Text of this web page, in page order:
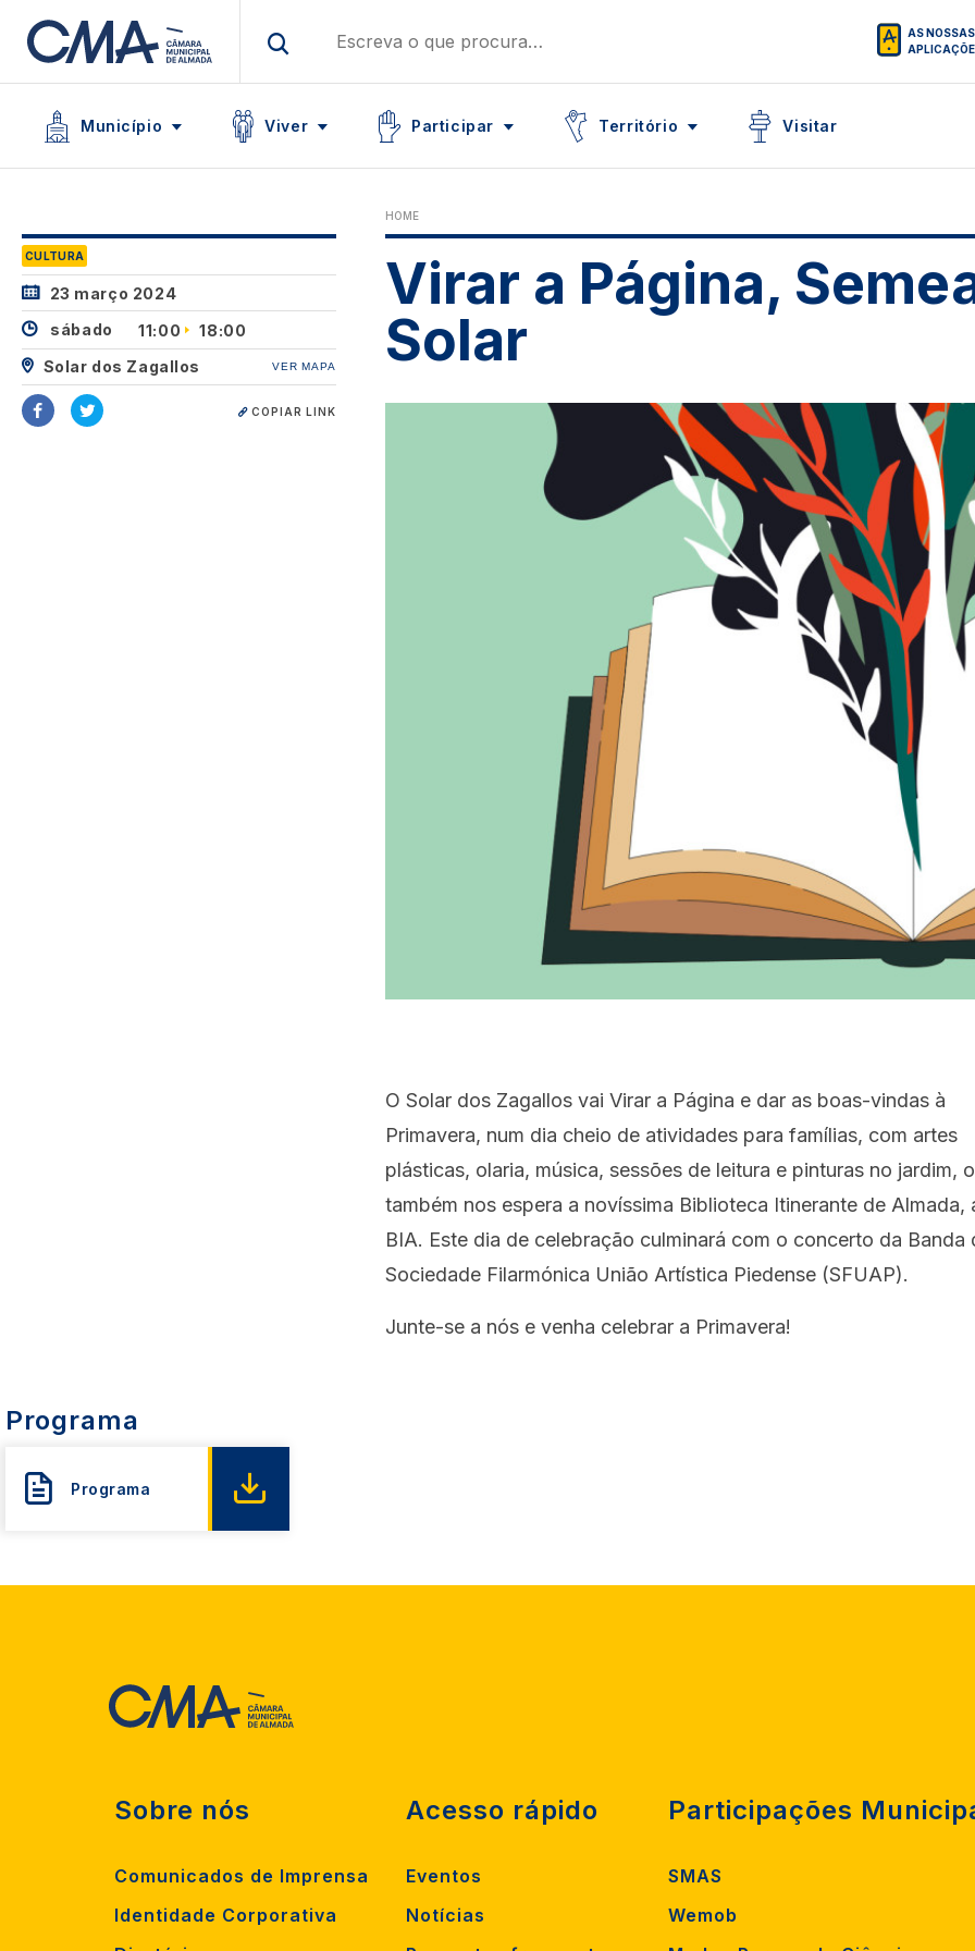
main
AS NOSSAS
Main navigation
Município
Icon Viver
Icon Participar
Icon Território
Icon Visitar
Icon
CULTURA
23 março 2024
sábado
11:00
18:00
Solar dos Zagallos
VER MAPA
COPIAR LINK
HOME
Virar a Página,
Solar
O Solar dos Zagallos vai Virar a Página e dar as boas-vindas à
Primavera, num dia cheio de atividades para famílias, com artes
plásticas, olaria, música, sessões de leitura e pinturas no jardim,
também nos espera a novíssima Biblioteca Itinerante de Almada,
BIA. Este dia de celebração culminará com o concerto da Banda
Sociedade Filarmónica União Artística Piedense (SFUAP).
Junte-se a nós e venha celebrar a Primavera!
Programa
Programa
Sobre nós
Comunicados de Imprensa
Identidade Corporativa
Acesso rápido
Eventos
Notícias
Participações
SMAS
Wemob